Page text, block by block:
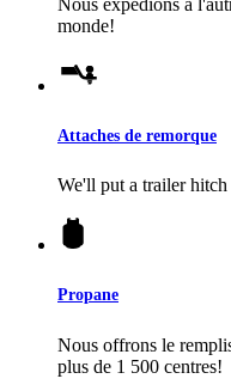
Nous expédions à
monde!
Attaches de remorque
We'll put a trailer
Propane
Nous offrons le
plus de 1 500 centres!